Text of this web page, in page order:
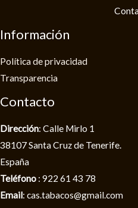
Información
Política de privacidad​
Transparencia
Contacto
Dirección: Calle Mirlo 1
38107 Santa Cruz de Tenerife.
España
Teléfono : 922 61 43 78
Email: cas.tabacos@gmail.com